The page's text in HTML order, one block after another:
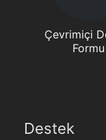
Çevrimiçi
Formu
Destek